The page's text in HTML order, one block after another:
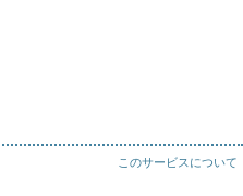
このサービスについて